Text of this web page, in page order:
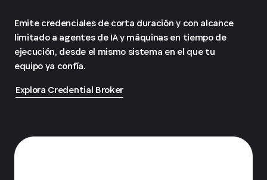
Emite credenciales de corta duración y con alcance
limitado a agentes de IA y máquinas en tiempo de
ejecución, desde el mismo sistema en el que tu
equipo ya confía.
Explora Credential Broker